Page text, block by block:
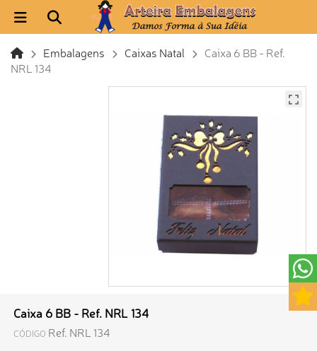
Embalagens Caixas Natal
Caixa 6 BB - Ref.
NRL 134
Caixa 6 BB - Ref. NRL 134
CÓDIGO Ref. NRL 134